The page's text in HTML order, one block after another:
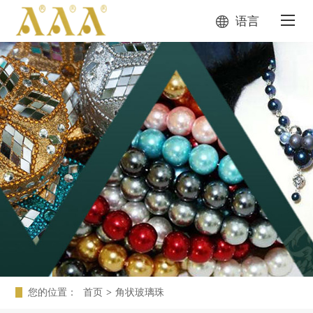
语言
您的位置： 首页 > 角状玻璃珠